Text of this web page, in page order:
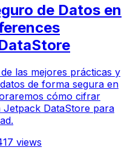
de Datos en
las mejores prácticas y
de forma segura en
cómo cifrar
DataStore para
views